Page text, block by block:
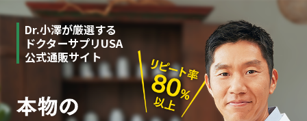
Dr.小澤が厳選する
ドクターサプリUSA
公式通販サイト